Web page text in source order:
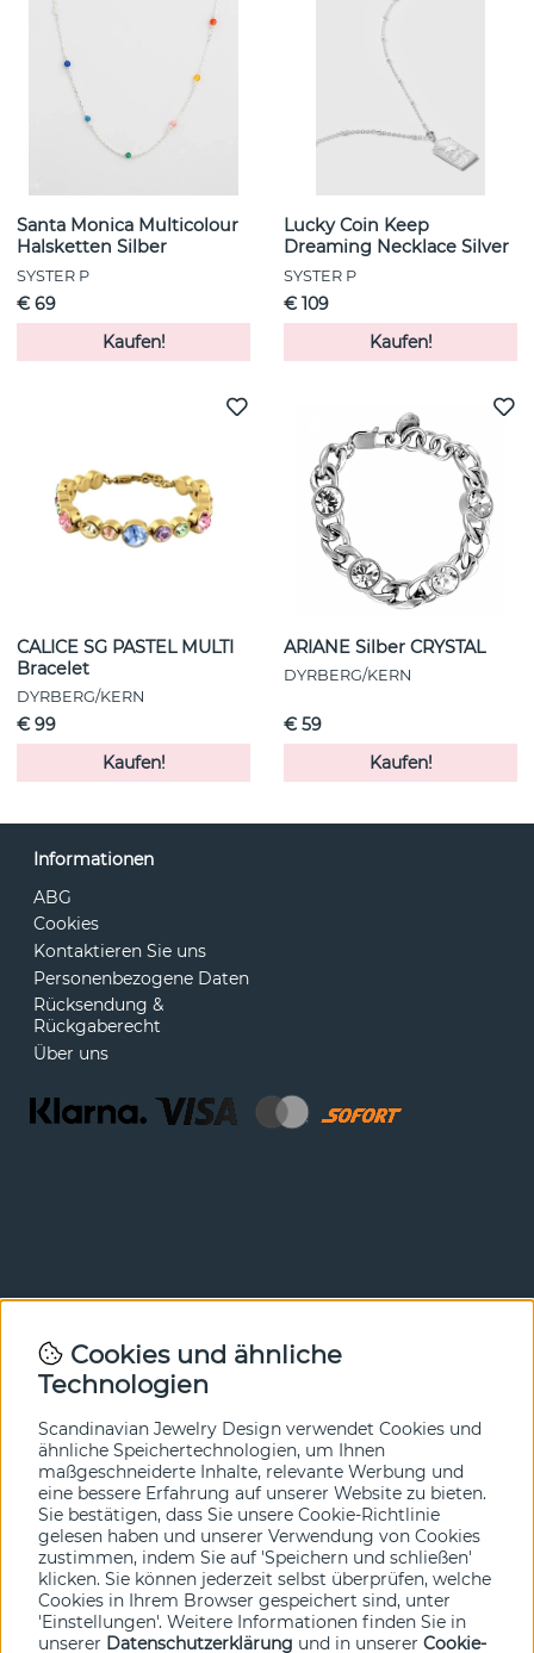
Santa Monica Multicolour
Halsketten Silber
SYSTER P
€ 69
Kaufen!
Lucky Coin Keep
Dreaming Necklace Silver
SYSTER P
€ 109
Kaufen!
CALICE SG PASTEL MULTI
Bracelet
DYRBERG/KERN
€ 99
Kaufen!
ARIANE Silber CRYSTAL
DYRBERG/KERN
€ 59
Kaufen!
Informationen
ABG
Cookies
Kontaktieren Sie uns
Personenbezogene Daten
Rücksendung &
Rückgaberecht
Über uns
Newsletter
In unserem Newsletter erfahren Sie vor allen anderen
hier an.
Ja bitte!
Cookies und ähnliche
Technologien
Scandinavian Jewelry Design verwendet Cookies und
ähnliche Speichertechnologien, um Ihnen
maßgeschneiderte Inhalte, relevante Werbung und
eine bessere Erfahrung auf unserer Website zu bieten.
Sie bestätigen, dass Sie unsere Cookie-Richtlinie
gelesen haben und unserer Verwendung von Cookies
zustimmen, indem Sie auf 'Speichern und schließen'
klicken. Sie können jederzeit selbst überprüfen, welche
Cookies in Ihrem Browser gespeichert sind, unter
'Einstellungen'. Weitere Informationen finden Sie in
unserer Datenschutzerklärung und in unserer Cookie-